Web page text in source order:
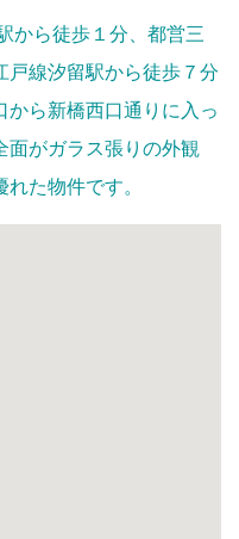
から徒歩１分、都営三
戸線汐留駅から徒歩７分
から新橋西口通りに入っ
面がガラス張りの外観
た物件です。